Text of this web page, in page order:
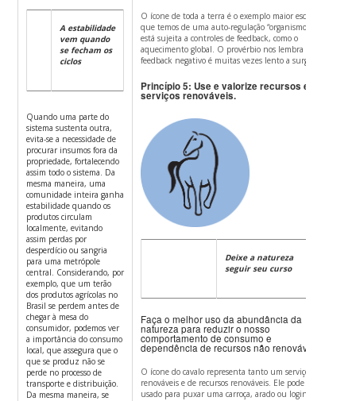
A estabilidade
vem quando
se fecham os
ciclos
Quando uma parte do
sistema sustenta outra,
evita-se a necessidade de
procurar insumos fora da
propriedade, fortalecendo
assim todo o sistema. Da
mesma maneira, uma
comunidade inteira ganha
estabilidade quando os
produtos circulam
localmente, evitando
assim perdas por
desperdício ou sangria
para uma metrópole
central. Considerando, por
exemplo, que um terão
dos produtos agrícolas no
Brasil se perdem antes de
chegar à mesa do
consumidor, podemos ver
a importância do consumo
local, que assegura que o
que se produz não se
perde no processo de
transporte e distribuição.
Da mesma maneira, se
O ícone de toda a terra é o exemplo maior escala
que temos de uma auto-regulação “organismo” que
está sujeita a controles de feedback, como o
aquecimento global. O provérbio nos lembra que o
feedback negativo é muitas vezes lento a surgir.
Princípio 5: Use e valorize recursos e
serviços renováveis.
Deixe a natureza
seguir seu curso
Faça o melhor uso da abundância da
natureza para reduzir o nosso
comportamento de consumo e
dependência de recursos não renováveis.
O ícone do cavalo representa tanto um serviço de
renováveis ​​e de recursos renováveis. Ele pode ser
usado para puxar uma carroça, arado ou login e